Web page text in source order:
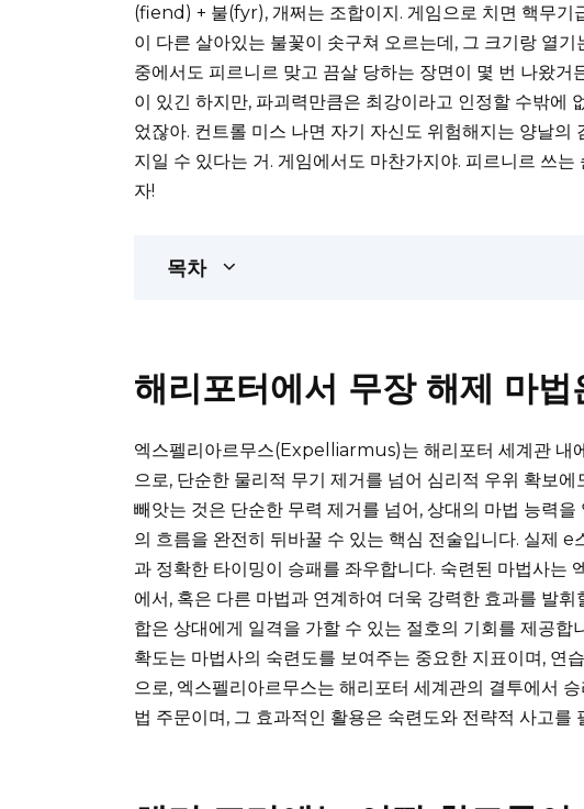
(fiend) + 불(fyr), 개쩌는 조합이지. 게임으로 치면 핵무기
이 다른 살아있는 불꽃이 솟구쳐 오르는데, 그 크기랑 열
중에서도 피르니르 맞고 끔살 당하는 장면이 몇 번 나왔거
이 있긴 하지만, 파괴력만큼은 최강이라고 인정할 수밖에
었잖아. 컨트롤 미스 나면 자기 자신도 위험해지는 양날의
지일 수 있다는 거. 게임에서도 마찬가지야. 피르니르 쓰
자!
목차
해리포터에서 무장 해제 마
엑스펠리아르무스(Expelliarmus)는 해리포터 세계관 내
으로, 단순한 물리적 무기 제거를 넘어 심리적 우위 확보
빼앗는 것은 단순한 무력 제거를 넘어, 상대의 마법 능력
의 흐름을 완전히 뒤바꿀 수 있는 핵심 전술입니다. 실제 e
과 정확한 타이밍이 승패를 좌우합니다. 숙련된 마법사는
에서, 혹은 다른 마법과 연계하여 더욱 강력한 효과를 발
합은 상대에게 일격을 가할 수 있는 절호의 기회를 제공합
확도는 마법사의 숙련도를 보여주는 중요한 지표이며, 연
으로, 엑스펠리아르무스는 해리포터 세계관의 결투에서
법 주문이며, 그 효과적인 활용은 숙련도와 전략적 사고를